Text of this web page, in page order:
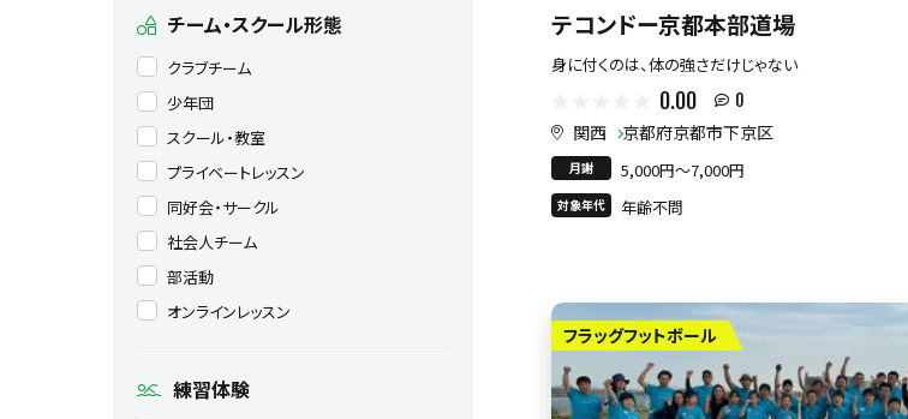
テコンドー京都本部道場
身に付くのは、体の強さだけじゃない
0.00 0
関西 京都府京都市下京区
月謝 5,000円〜7,000円
対象年代 年齢不問
フラッグフットボール
チーム・スクール形態
クラブチーム
少年団
スクール・教室
プライベートレッスン
同好会・サークル
社会人チーム
部活動
オンラインレッスン
練習体験